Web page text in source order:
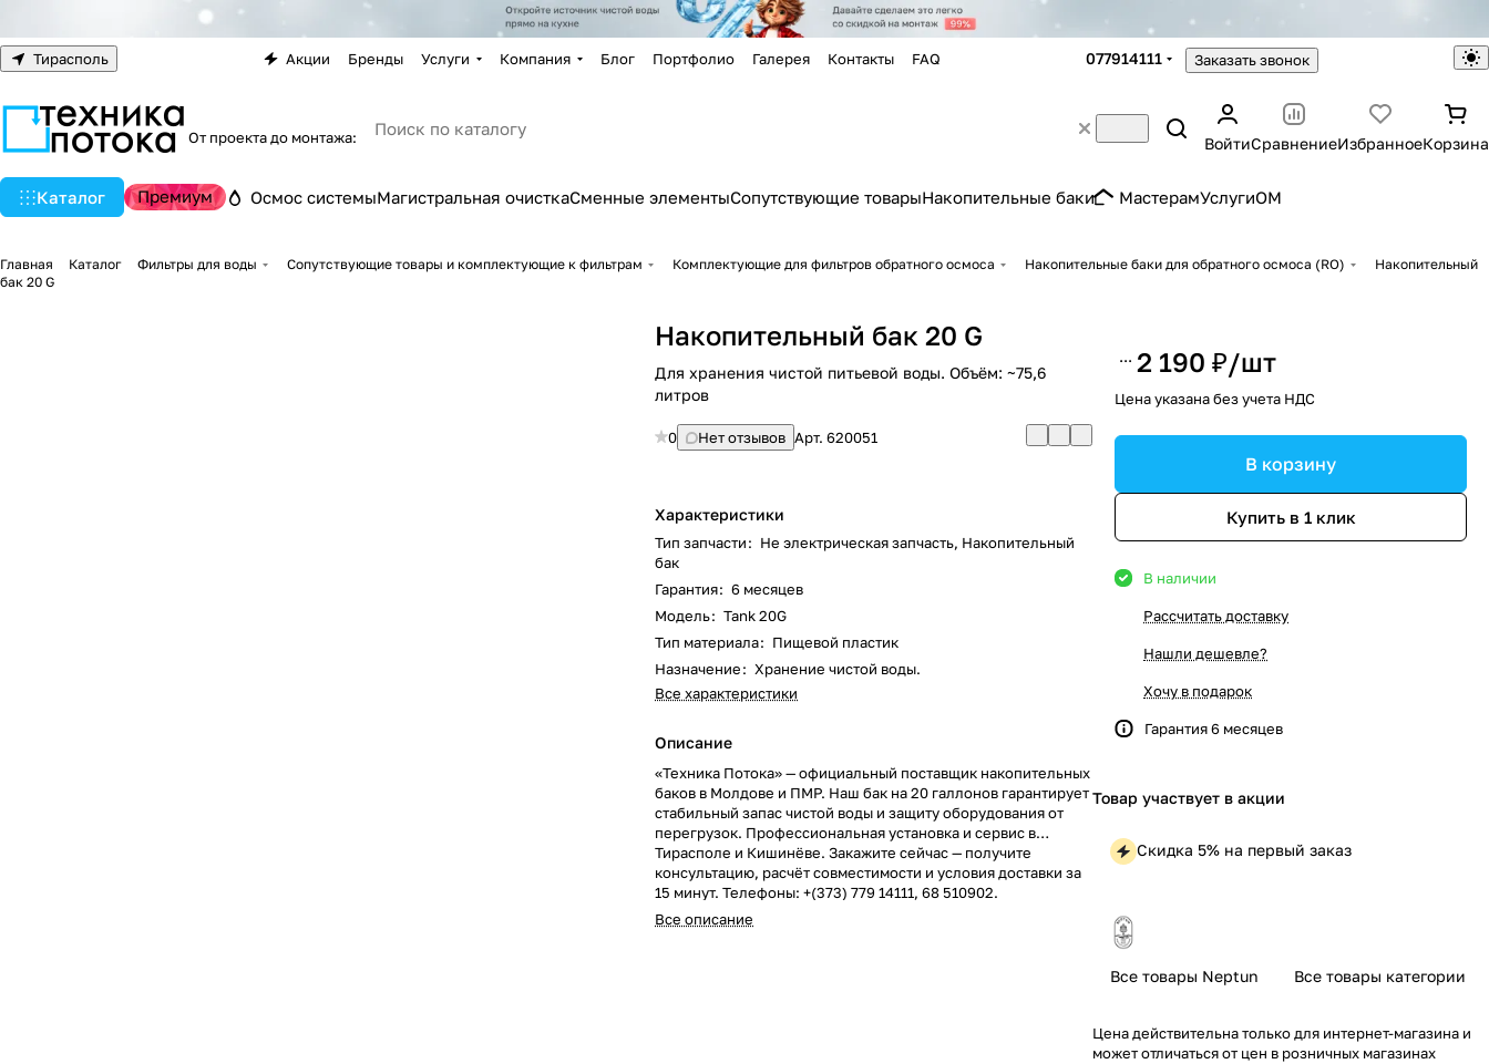
Тирасполь Акции Бренды Услуги Компания Блог Портфолио Галерея Контакты FAQ 077914111 Заказать звонок
От проекта до монтажа: ВойтиСравнениеИзбранноеКорзина
Каталог Премиум Осмос системыМагистральная очисткаСменные элементыСопутствующие товарыНакопительные баки МастерамУслугиOM
Главная Каталог Фильтры для воды Сопутствующие товары и комплектующие к фильтрам Комплектующие для фильтров обратного осмоса Накопительные баки для обратного осмоса (RO)
Накопительный
бак 20 G
Накопительный бак 20 G
Для хранения чистой питьевой воды. Объём: ~75,6
литров
0 Нет отзывов Арт.620051
Характеристики
Тип запчасти: Не электрическая запчасть, Накопительный
бак
Гарантия: 6 месяцев
Модель: Tank 20G
Тип материала: Пищевой пластик
Назначение: Хранение чистой воды.
Все характеристики
Описание
«Техника Потока» — официальный поставщик накопительных
баков в Молдове и ПМР. Наш бак на 20 галлонов гарантирует
стабильный запас чистой воды и защиту оборудования от
перегрузок. Профессиональная установка и сервис в
Тирасполе и Кишинёве. Закажите сейчас — получите
консультацию, расчёт совместимости и условия доставки за
15 минут. Телефоны: +(373) 779 14111, 68 510902.
Все описание
2 190 ₽/шт
Цена указана без учета НДС
В корзину
Купить в 1 клик
В наличии
Рассчитать доставку
Нашли дешевле?
Хочу в подарок
Гарантия 6 месяцев
Товар участвует в акции
Скидка 5% на первый заказ
Все товары Neptun Все товары категории
Цена действительна только для интернет-магазина и
может отличаться от цен в розничных магазинах